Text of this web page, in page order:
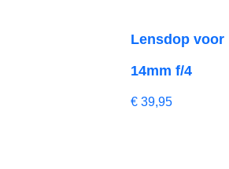
Lensdop voor
14mm f/4
€ 39,95